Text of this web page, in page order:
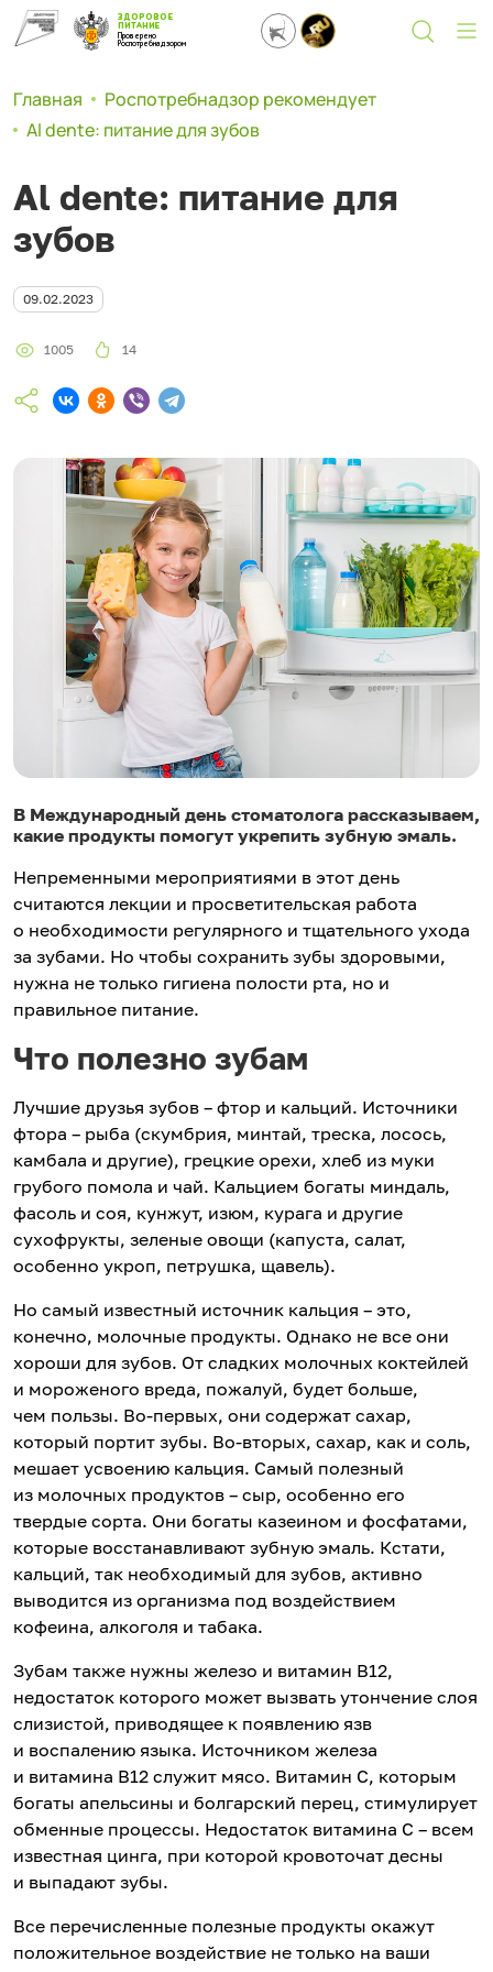
ЗДОРОВОЕ
ПИТАНИЕ
Проверено
Роспотребнадзором
Главная
Роспотребнадзор рекомендует
Al dente: питание для зубов
Al dente: питание для
зубов
09.02.2023
1005 14
В Международный день стоматолога рассказываем,
какие продукты помогут укрепить зубную эмаль.
Непременными мероприятиями в этот день
считаются лекции и просветительская работа
о необходимости регулярного и тщательного ухода
за зубами. Но чтобы сохранить зубы здоровыми,
нужна не только гигиена полости рта, но и
правильное питание.
Что полезно зубам
Лучшие друзья зубов – фтор и кальций. Источники
фтора – рыба (скумбрия, минтай, треска, лосось,
камбала и другие), грецкие орехи, хлеб из муки
грубого помола и чай. Кальцием богаты миндаль,
фасоль и соя, кунжут, изюм, курага и другие
сухофрукты, зеленые овощи (капуста, салат,
особенно укроп, петрушка, щавель).
Но самый известный источник кальция – это,
конечно, молочные продукты. Однако не все они
хороши для зубов. От сладких молочных коктейлей
и мороженого вреда, пожалуй, будет больше,
чем пользы. Во-первых, они содержат сахар,
который портит зубы. Во-вторых, сахар, как и соль,
мешает усвоению кальция. Самый полезный
из молочных продуктов – сыр, особенно его
твердые сорта. Они богаты казеином и фосфатами,
которые восстанавливают зубную эмаль. Кстати,
кальций, так необходимый для зубов, активно
выводится из организма под воздействием
кофеина, алкоголя и табака.
Зубам также нужны железо и витамин B12,
недостаток которого может вызвать утончение слоя
слизистой, приводящее к появлению язв
и воспалению языка. Источником железа
и витамина B12 служит мясо. Витамин С, которым
богаты апельсины и болгарский перец, стимулирует
обменные процессы. Недостаток витамина С – всем
известная цинга, при которой кровоточат десны
и выпадают зубы.
Все перечисленные полезные продукты окажут
положительное воздействие не только на ваши